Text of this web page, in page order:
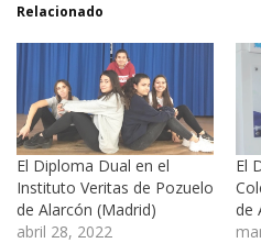
Relacionado
El Diploma Dual en el
Instituto Veritas de Pozuelo
de Alarcón (Madrid)
abril 28, 2022
El
de